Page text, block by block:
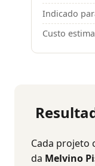
Indicado
Custo
Cada projeto
da Melvino